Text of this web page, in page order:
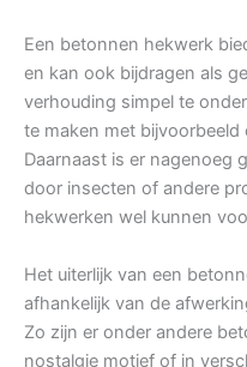
Een betonnen hekwerk
en kan ook bijdragen als
verhouding simpel te
te maken met bijvoorbeeld
Daarnaast is er nagenoeg
door insecten of andere
hekwerken wel kunnen
Het uiterlijk van een
afhankelijk van de
Zo zijn er onder andere
nostalgie motief of in